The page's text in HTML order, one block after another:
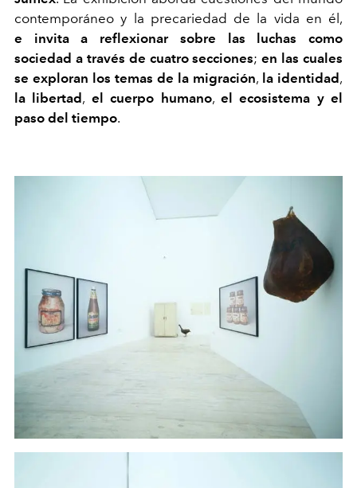
contemporáneo y la precariedad de la vida en él,
e invita a reflexionar sobre las luchas como
sociedad a través de cuatro secciones; en las cuales
se exploran los temas de la migración, la identidad ,
la libertad , el cuerpo humano, el ecosistema y el
paso del tiempo.